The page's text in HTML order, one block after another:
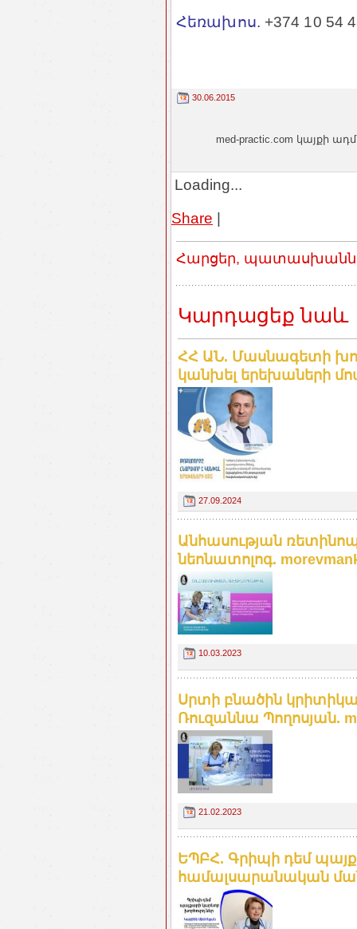
Հեռախոս. +374 10 54
30.06.2015
med-practic.com կայքի
Loading...
Share |
Հարցեր,
Կարդացեք նաև
ՀՀ ԱՆ. Մասնագետի
կանխել երեխաների
27.09.2024
Անհասության
նեոնատոլոգ.
10.03.2023
Սրտի բնածին
Ռուզաննա Պողոսյան.
21.02.2023
ԵՊԲՀ. Գրիպի դեմ
համալսարանական